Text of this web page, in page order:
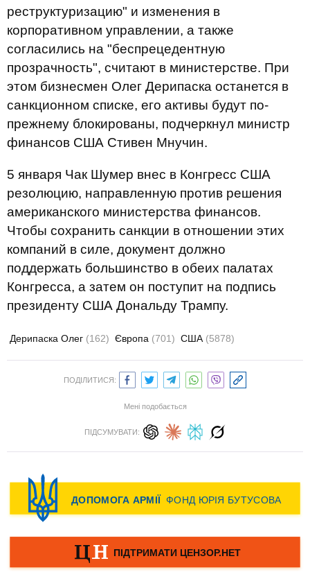
реструктуризацию" и изменения в
корпоративном управлении, а также
согласились на "беспрецедентную
прозрачность", считают в министерстве. При
этом бизнесмен Олег Дерипаска останется в
санкционном списке, его активы будут по-
прежнему блокированы, подчеркнул министр
финансов США Стивен Мнучин.
5 января Чак Шумер внес в Конгресс США
резолюцию, направленную против решения
американского министерства финансов.
Чтобы сохранить санкции в отношении этих
компаний в силе, документ должно
поддержать большинство в обеих палатах
Конгресса, а затем он поступит на подпись
президенту США Дональду Трампу.
Дерипаска Олег (162) Європа (701) США (5878)
ПОДІЛИТИСЯ:
Мені подобається
ПІДСУМУВАТИ: